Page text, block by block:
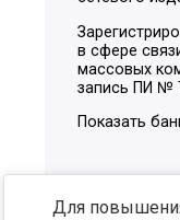
в сфере
массовых
запись ПИ №
Показать
Для